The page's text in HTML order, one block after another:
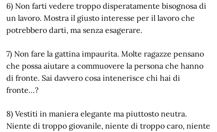
6) Non farti vedere troppo disperatamente bisognosa di
un lavoro. Mostra il giusto interesse per il lavoro che
potrebbero darti, ma senza esagerare.
7) Non fare la gattina impaurita. Molte ragazze pensano
che possa aiutare a commuovere la persona che hanno
di fronte. Sai davvero cosa intenerisce chi hai di
fronte…?
8) Vestiti in maniera elegante ma piuttosto neutra.
Niente di troppo giovanile, niente di troppo caro, niente